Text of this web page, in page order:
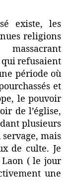
existe, les
religions
qui refusaient
période où
et
le pouvoir
de l’église,
plusieurs
mais
de culte. Je
( le jour
une